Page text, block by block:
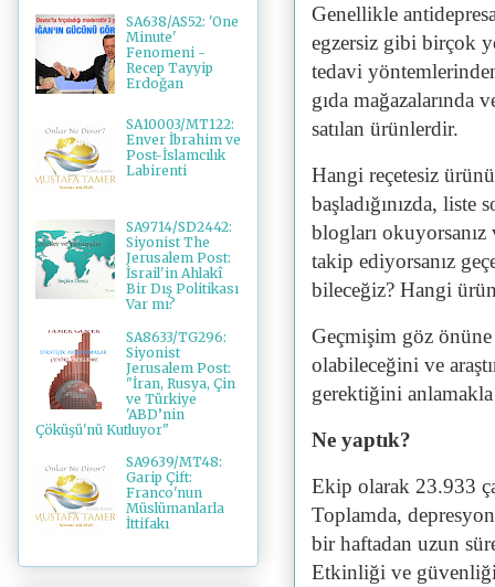
Genellikle
egzersiz gibi birçok
tedavi
gıda mağazalarında
satılan ürünlerdir.
Hangi reçetesiz
başladığınızda,
blogları okuyorsanız
takip ediyorsanız
bileceğiz? Hangi
Geçmişim göz önüne
olabileceğini ve
gerektiğini
Ne yaptık?
Ekip olarak 23.933
Toplamda,
bir haftadan uzun
Etkinliği ve
SA638/AS52: 'One
Minute'
Fenomeni -
Recep Tayyip
Erdoğan
SA10003/MT122:
Enver İbrahim ve
Post-İslamcılık
Labirenti
SA9714/SD2442:
Siyonist The
Jerusalem Post:
İsrail'in Ahlakî
Bir Dış Politikası
Var mı?
SA8633/TG296:
Siyonist
Jerusalem Post:
"İran, Rusya, Çin
ve Türkiye
'ABD’nin
Çöküşü'nü Kutluyor"
SA9639/MT48:
Garip Çift:
Franco'nun
Müslümanlarla
İttifakı